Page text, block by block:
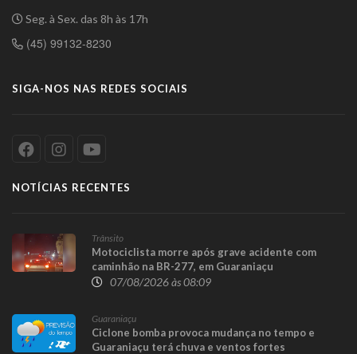
Seg. à Sex. das 8h às 17h
(45) 99132-8230
SIGA-NOS NAS REDES SOCIAIS
NOTÍCIAS RECENTES
Trânsito
Motociclista morre após grave acidente com
caminhão na BR-277, em Guaraniaçu
07/08/2026 às 08:09
Guaraniaçu
Ciclone bomba provoca mudança no tempo e
Guaraniaçu terá chuva e ventos fortes